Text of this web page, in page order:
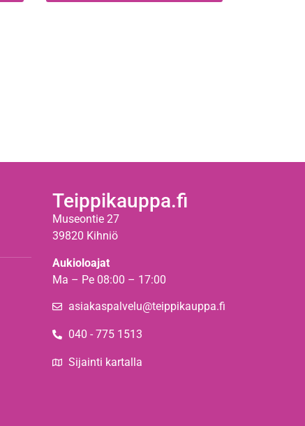
Teippikauppa.fi
Museontie 27
39820 Kihniö
Aukioloajat
Ma – Pe 08:00 – 17:00
asiakaspalvelu@teippikauppa.fi
040 - 775 1513
Sijainti kartalla